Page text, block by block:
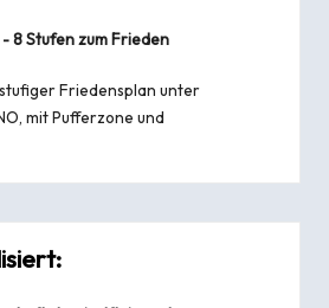
8 Stufen zum Frieden
Friedensplan unter
mit Pufferzone und